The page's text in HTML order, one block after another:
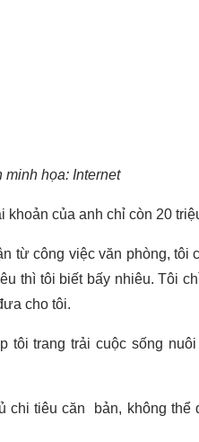
minh họa: Internet
khoản của anh chỉ còn 20
từ công việc văn phòng, tôi
thì tôi biết bấy nhiêu. Tôi
cho tôi.
tôi trang trải cuộc sống
chi tiêu căn bản, không thể